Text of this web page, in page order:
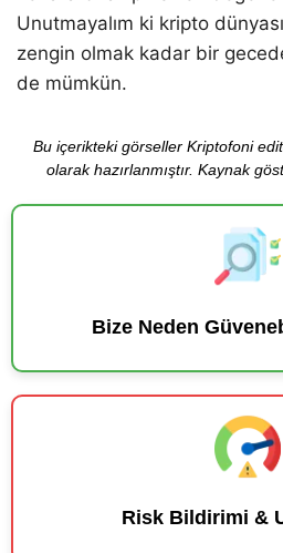
Unutmayalım ki kripto
zengin olmak kadar bir
de mümkün.
Bu içerikteki görseller Kriptofoni
olarak hazırlanmıştır. Kaynak
Bize Neden
Risk Bildirimi &